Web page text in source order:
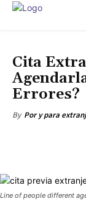
Cita
Errores?
By Por y para
Line of people different